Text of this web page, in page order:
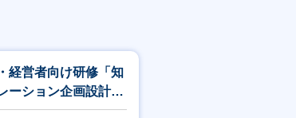
経営者向け研修「知
ーション企画設計・
（プロフェッショナ